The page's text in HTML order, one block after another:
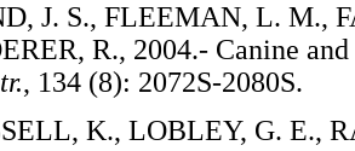
J. S., FLEEMAN, L. M.,
R., 2004.- Canine
, 134 (8): 2072S-
K., LOBLEY, G. E.,